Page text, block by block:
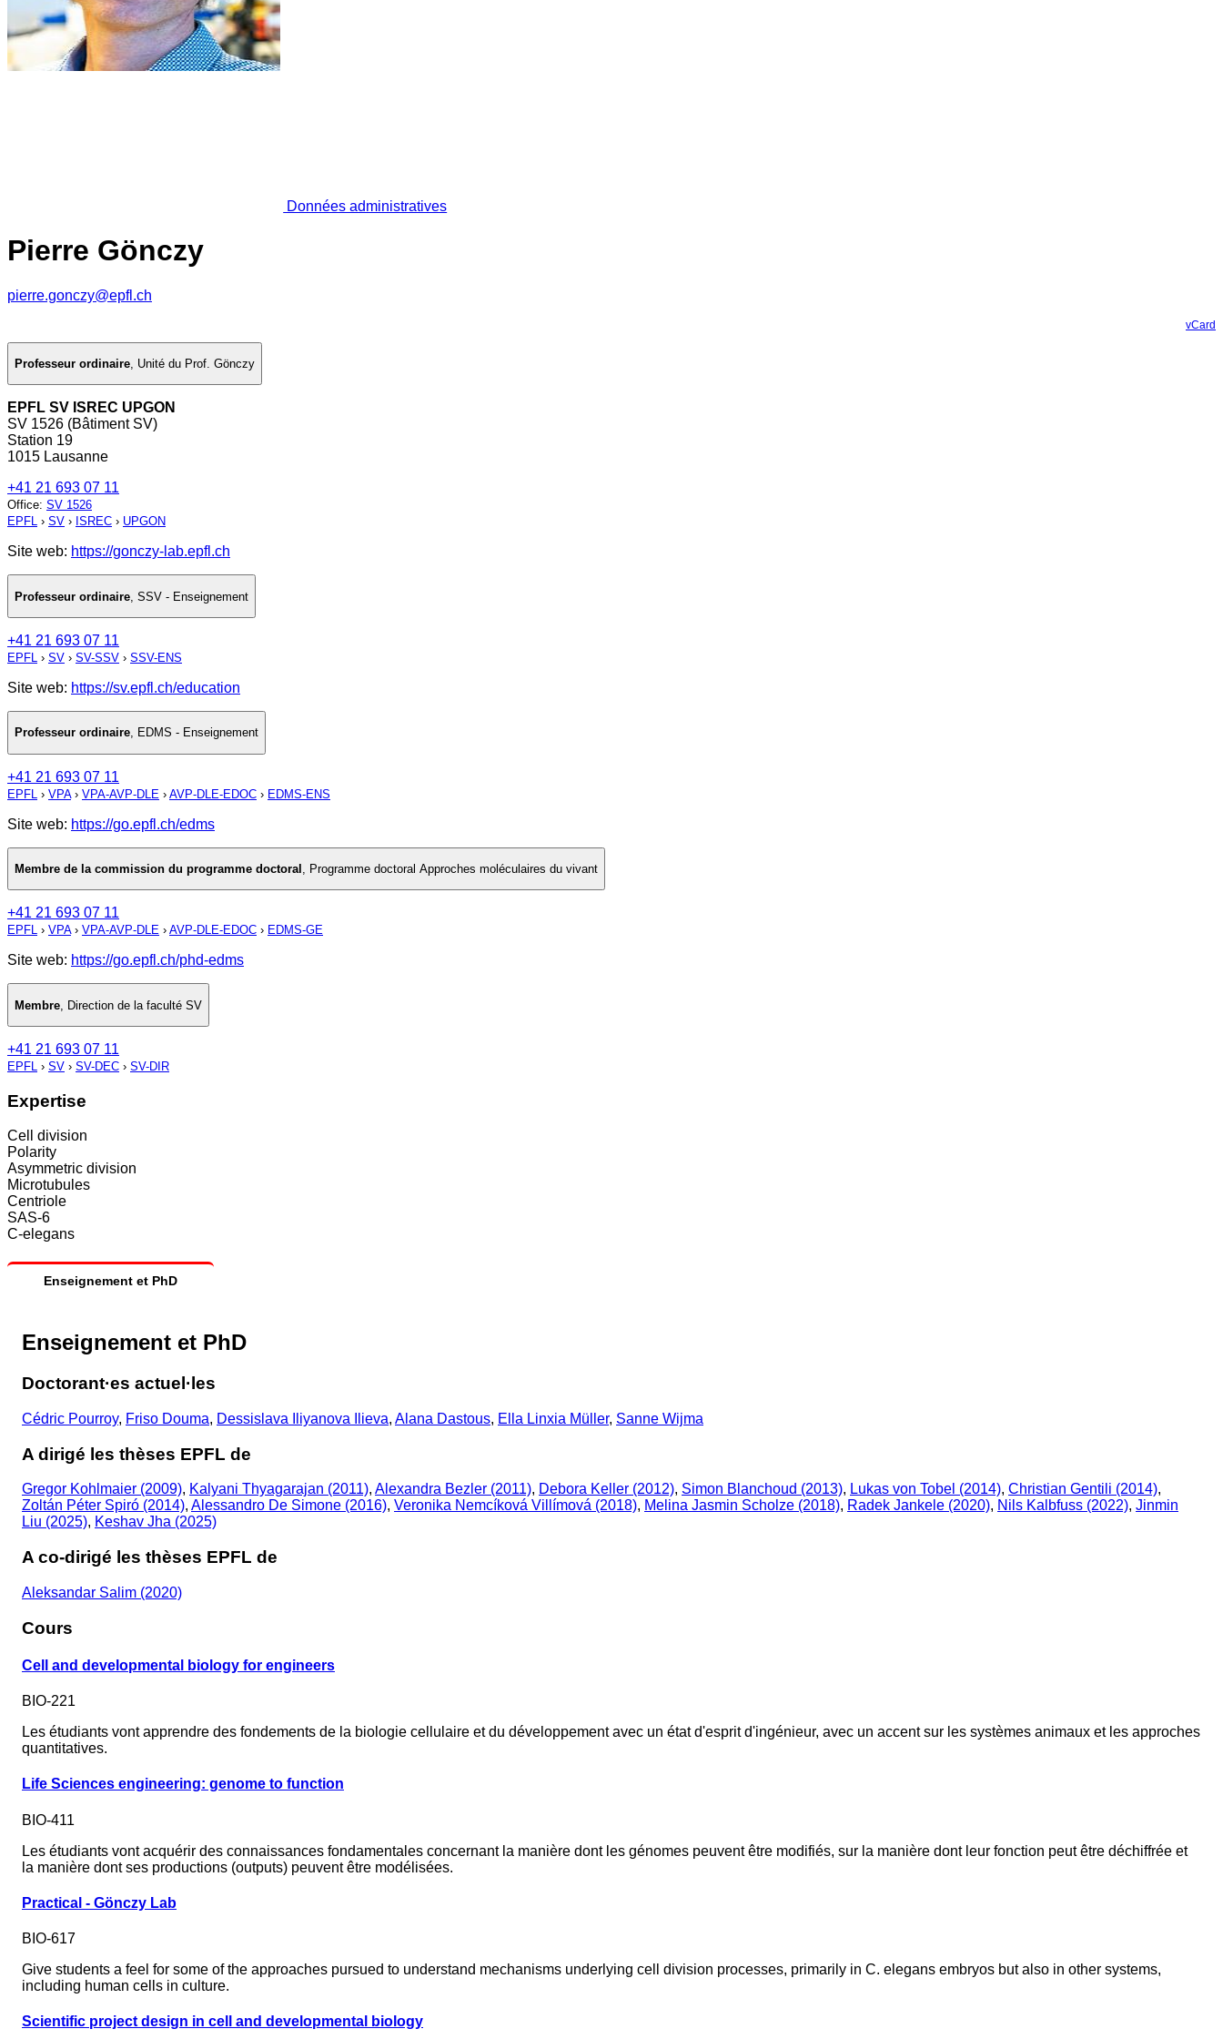
Données administratives
Pierre Gönczy
pierre.gonczy@epfl.ch
vCard
Professeur ordinaire, Unité du Prof. Gönczy
EPFL SV ISREC UPGON
SV 1526 (Bâtiment SV)
Station 19
1015 Lausanne
+41 21 693 07 11
Office: SV 1526
EPFL › SV › ISREC › UPGON
Site web: https://gonczy-lab.epfl.ch
Professeur ordinaire SSV - Enseignement
+41 21 693 07 11
EPFL › SV › SV-SSV › SSV-ENS
Site web: https://sv.epfl.ch/education
Professeur ordinaire, EDMS - Enseignement
+41 21 693 07 11
EPFL › VPA› VPA-AVP-DLE › AVP-DLE-EDOC › EDMS-ENS
Site web: https://go.epfl.ch/edms
Membre de la commission du programme doctoral , Programme doctoral Approches moléculaires du vivant
+41 21 693 07 11
EPFL › VPA› VPA-AVP-DLE › AVP-DLE-EDOC › EDMS-GE
Site web: https://go.epfl.ch/phd-edms
Membre Direction de la faculté SV
+41 21 693 07 11
EPFL › SV › SV-DEC › SV-DIR
Expertise
Cell division
Polarity
Asymmetric division
Microtubules
Centriole
SAS-6
C-elegans
Enseignement et PhD
Enseignement et PhD
Doctorant·es actuel·les
Cédric Pourroy, Friso Douma, Dessislava Iliyanova Ilieva, Alana Dastous, Ella Linxia Müller, Sanne Wijma
A dirigé les thèses EPFL de
Gregor Kohlmaier (2009), Kalyani Thyagarajan (2011), Alexandra Bezler (2011), Debora Keller (2012), Simon Blanchoud (2013), Lukas von Tobel (2014), Christian Gentili (2014),
Zoltán Péter Spiró (2014), Alessandro De Simone (2016), Veronika Nemcíková Villímová (2018), Melina Jasmin Scholze (2018), Radek Jankele (2020), Nils Kalbfuss (2022), Jinmin
Liu (2025), Keshav Jha (2025)
A co-dirigé les thèses EPFL de
Aleksandar Salim (2020)
Cours
Cell and developmental biology for engineers
BIO-221
Les étudiants vont apprendre des fondements de la biologie cellulaire et du développement avec un état d'esprit d'ingénieur, avec un accent sur les systèmes animaux et les approches
quantitatives.
Life Sciences engineering: genome to function
BIO-411
Les étudiants vont acquérir des connaissances fondamentales concernant la manière dont les génomes peuvent être modifiés, sur la manière dont leur fonction peut être déchiffrée et
la manière dont ses productions (outputs) peuvent être modélisées.
Practical - Gönczy Lab
BIO-617
Give students a feel for some of the approaches pursued to understand mechanisms underlying cell division processes, primarily in C. elegans embryos but also in other systems,
including human cells in culture.
Scientific project design in cell and developmental biology